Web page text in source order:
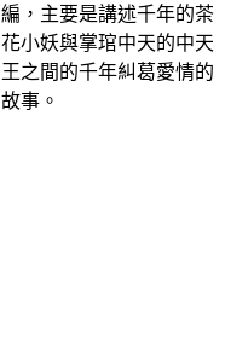
編，主要是講述千年的茶
花小妖與掌琯中天的中天
王之間的千年糾葛愛情的
故事。